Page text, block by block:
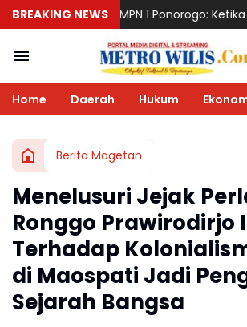
BREAKING NEWS
1 Ponorogo: Ketika Wayang Kulit Menjadi
Home Daerah Hukum
Berita Magetan
Menelusuri Jejak
Ronggo Prawirodirjo
Terhadap
di Maospati Jadi
Sejarah Bangsa